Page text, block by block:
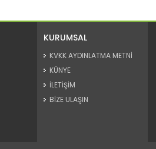
KURUMSAL
KVKK AYDINLATMA METNİ
KÜNYE
İLETİŞİM
BİZE ULAŞIN